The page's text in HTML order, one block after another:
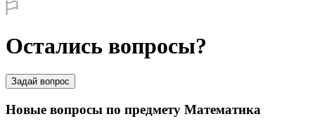
Остались вопросы?
Задай вопрос
Новые вопросы по предмету Математика